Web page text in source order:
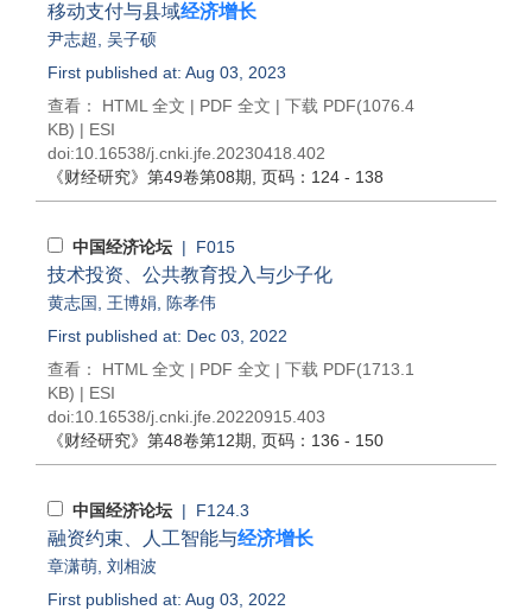
移动支付与县域经济增长
尹志超
吴子硕
First published at: Aug 03, 2023
查看： HTML 全文 | PDF 全文 | 下载 PDF(1076.4
KB) | ESI
doi:10.16538/j.cnki.jfe.20230418.402
《财经研究》 第49卷第08期 , 页码：124 - 138
中国经济论坛 | F015
技术投资、公共教育投入与少子化
黄志国 王博娟
陈孝伟
First published at: Dec 03, 2022
查看： HTML 全文 | PDF 全文 | 下载 PDF(1713.1
KB) | ESI
doi:10.16538/j.cnki.jfe.20220915.403
《财经研究》 第48卷第12期 , 页码：136 - 150
中国经济论坛 | F124.3
融资约束、人工智能与经济增长
章潇萌 刘相波
First published at: Aug 03, 2022